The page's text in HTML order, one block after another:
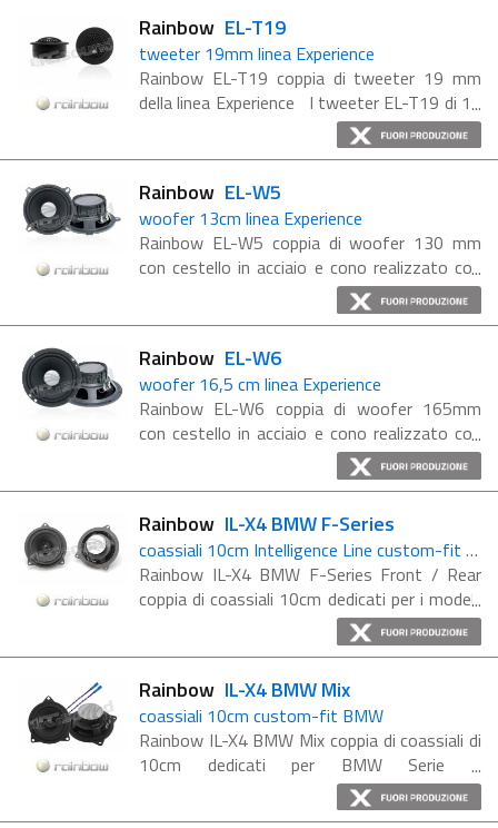
Rainbow EL-T19
tweeter 19mm linea Experience
Rainbow EL-T19 coppia di tweeter 19 mm
della linea Experience I tweeter EL-T19 di 19
millimetri abbinano la loro cupola in seta
mista a fibra naturale con un potente
Rainbow EL-W5
woofer 13cm linea Experience
Rainbow EL-W5 coppia di woofer 130 mm
con cestello in acciaio e cono realizzato con
una trama in polipropilene a rilievo. Potenza
RMS 80W, potenza massima 120W. La
Rainbow EL-W6
woofer 16,5 cm linea Experience
Rainbow EL-W6 coppia di woofer 165mm
con cestello in acciaio e cono realizzato con
una trama in polipropilene a rilievo. Potenza
RMS 100W, potenza massima 150W. La
Rainbow IL-X4 BMW F-Series
coassiali 10cm Intelligence Line custom-fit BMW
Rainbow IL-X4 BMW F-Series Front / Rear
coppia di coassiali 10cm dedicati per i modelli
BMW: Serie 1 (F20 - 5 Türen) - Front Serie 1
(F21 - 3 Türen) - Front Serie 3 (F30 - ...
Rainbow IL-X4 BMW Mix
coassiali 10cm custom-fit BMW
Rainbow IL-X4 BMW Mix coppia di coassiali di
10cm dedicati per BMW Serie 1
(E81,82,87,88), Serie 3 (E90,91,92), Serie 5
(E60,61), X1(E84). La serie Rainbow